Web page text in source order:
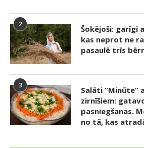
2
Šokējoši: garīgi
kas neprot ne
pasaulē trīs
3
Salāti “Minūte”
zirnīšiem:
pasniegšanas.
no tā, kas